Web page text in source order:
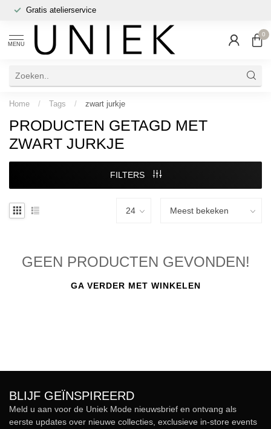
Gratis atelierservice
MENU
0
Home / Tags / zwart jurkje
PRODUCTEN GETAGD MET
ZWART JURKJE
FILTERS
GEEN PRODUCTEN GEVONDEN!
GA VERDER MET WINKELEN
BLIJF GEÏNSPIREERD
Meld u aan voor de Uniek Mode nieuwsbrief en ontvang als
eerste updates over nieuwe collecties, exclusieve in-store events